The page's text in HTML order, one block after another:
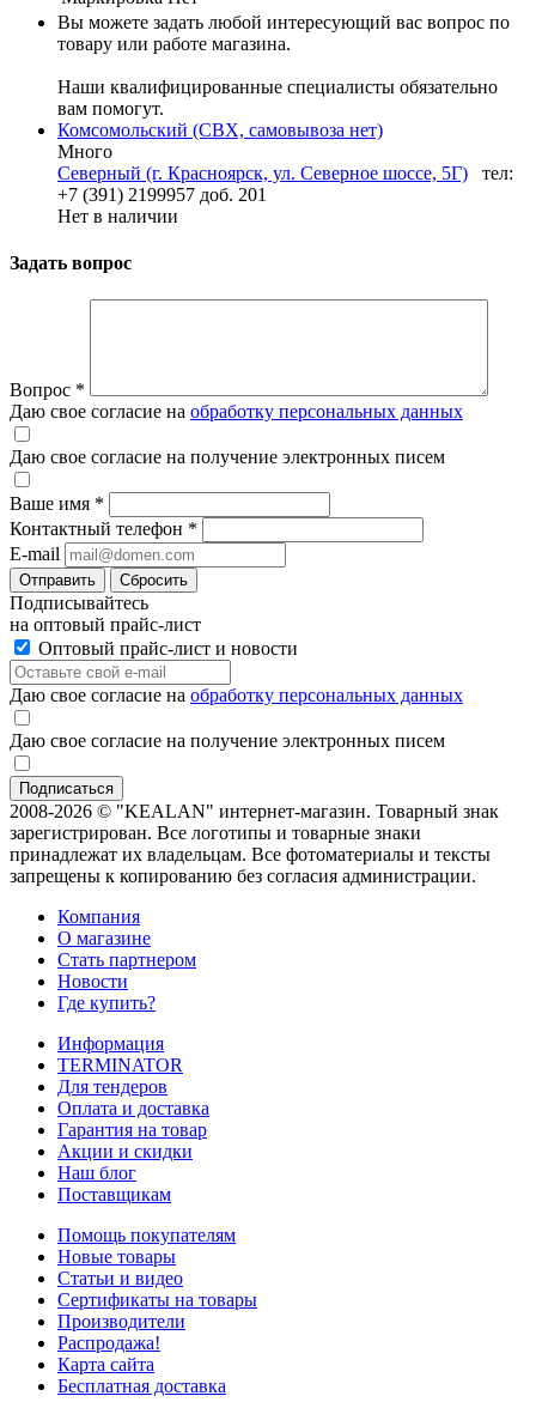
Вы можете задать любой интересующий вас вопрос по
товару или работе магазина.
Наши квалифицированные специалисты обязательно
вам помогут.
Комсомольский (СВХ, самовывоза нет)
Много
Северный (г. Красноярск, ул. Северное шоссе, 5Г)
тел:
+7 (391) 2199957 доб. 201
Нет в наличии
Задать вопрос
Вопрос *
Даю свое согласие на обработку персональных данных
Даю свое согласие на получение электронных писем
Ваше имя *
Контактный телефон *
E-mail
Отправить Сбросить
Подписывайтесь
на оптовый прайс-лист
Оптовый прайс-лист и новости
Даю свое согласие на обработку персональных данных
Даю свое согласие на получение электронных писем
2008-2026 © "KEALAN" интернет-магазин. Товарный знак
зарегистрирован. Все логотипы и товарные знаки
принадлежат их владельцам. Все фотоматериалы и тексты
запрещены к копированию без согласия администрации.
Компания
О магазине
Стать партнером
Новости
Где купить?
Информация
TERMINATOR
Для тендеров
Оплата и доставка
Гарантия на товар
Акции и скидки
Наш блог
Поставщикам
Помощь покупателям
Новые товары
Статьи и видео
Сертификаты на товары
Производители
Распродажа!
Карта сайта
Бесплатная доставка